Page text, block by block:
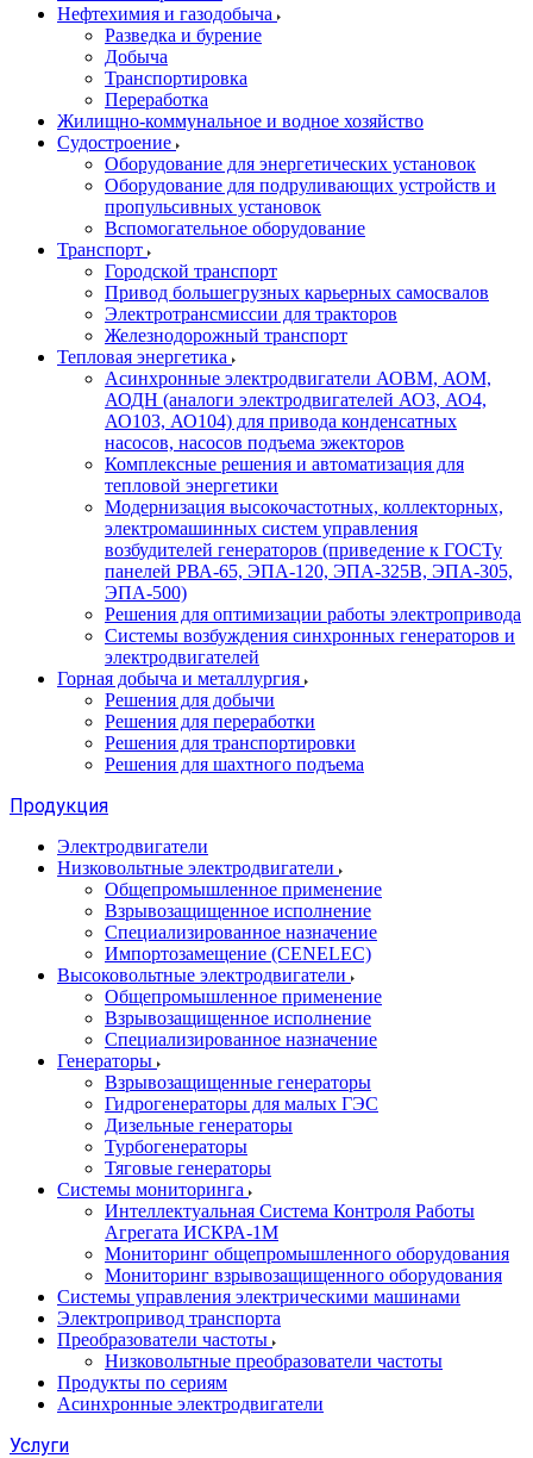
Нефтехимия и газодобыча
Разведка и бурение
Добыча
Транспортировка
Переработка
Жилищно-коммунальное и водное хозяйство
Судостроение
Оборудование для энергетических установок
Оборудование для подруливающих устройств и
пропульсивных установок
Вспомогательное оборудование
Транспорт
Городской транспорт
Привод большегрузных карьерных самосвалов
Электротрансмиссии для тракторов
Железнодорожный транспорт
Тепловая энергетика
Асинхронные электродвигатели АОВМ, АОМ,
АОДН (аналоги электродвигателей АО3, АО4,
АО103, АО104) для привода конденсатных
насосов, насосов подъема эжекторов
Комплексные решения и автоматизация для
тепловой энергетики
Модернизация высокочастотных, коллекторных,
электромашинных систем управления
возбудителей генераторов (приведение к ГОСТу
панелей РВА-65, ЭПА-120, ЭПА-325В, ЭПА-305,
ЭПА-500)
Решения для оптимизации работы электропривода
Системы возбуждения синхронных генераторов и
электродвигателей
Горная добыча и металлургия
Решения для добычи
Решения для переработки
Решения для транспортировки
Решения для шахтного подъема
Продукция
Электродвигатели
Низковольтные электродвигатели
Общепромышленное применение
Взрывозащищенное исполнение
Специализированное назначение
Импортозамещение (CENELEC)
Высоковольтные электродвигатели
Общепромышленное применение
Взрывозащищенное исполнение
Специализированное назначение
Генераторы
Взрывозащищенные генераторы
Гидрогенераторы для малых ГЭС
Дизельные генераторы
Турбогенераторы
Тяговые генераторы
Системы мониторинга
Интеллектуальная Система Контроля Работы
Агрегата ИСКРА-1М
Мониторинг общепромышленного оборудования
Мониторинг взрывозащищенного оборудования
Системы управления электрическими машинами
Электропривод транспорта
Преобразователи частоты
Низковольтные преобразователи частоты
Продукты по сериям
Асинхронные электродвигатели
Услуги